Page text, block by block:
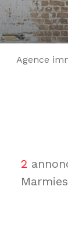
NOS
BIENS
VENDUS
Agence
2